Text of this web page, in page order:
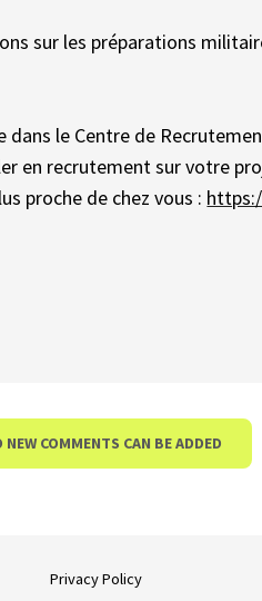
sur les préparations
le Centre de
en recrutement sur votre
proche de chez vous :
COMMENTS CAN BE ADDED
Privacy Policy